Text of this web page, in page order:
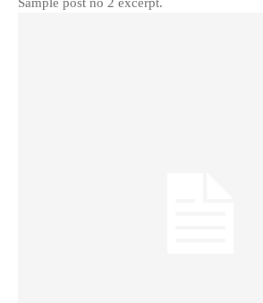
Sample post no 2 excerpt.